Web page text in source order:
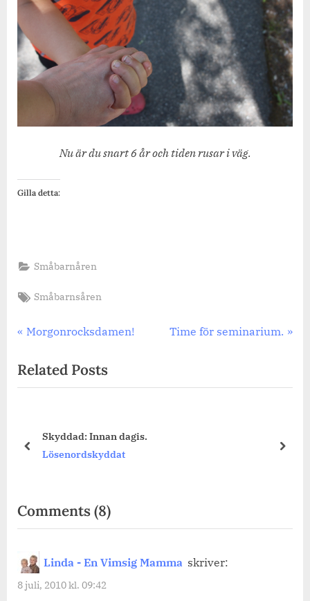
Nu är du snart 6 år och tiden rusar i väg.
Gilla detta:
Småbarnåren
Tags:
Småbarnsåren
Inläggsnavigering
Previous
Morgonrocksdamen!
Next
Time för seminarium.
Related Posts
Sova över.
prev next
Comments(8)on
“Sista
någonsin
Linda - En Vimsig Mamma skriver:
8 juli, 2010 kl. 09:42